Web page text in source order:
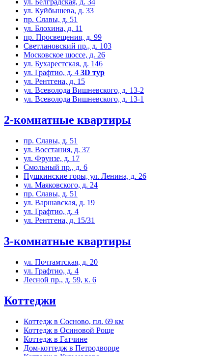
ул. Белградская, д. 34
ул. Куйбышева, д. 33
пр. Славы, д. 51
ул. Блохина, д. 11
пр. Просвещения, д. 99
Светлановский пр., д. 103
Московское шоссе, д. 26
ул. Бухарестская, д. 146
ул. Графтио, д. 4 3D тур
ул. Рентгена, д. 15
ул. Всеволода Вишневского, д. 13-2
ул. Всеволода Вишневского, д. 13-1
2-комнатные квартиры
пр. Славы, д. 51
ул. Восстания, д. 37
ул. Фрунзе, д. 17
Смольный пр., д. 6
Пушкинские горы, ул. Ленина, д. 26
ул. Маяковского, д. 24
пр. Славы, д. 51
ул. Варшавская, д. 19
ул. Графтио, д. 4
ул. Рентгена, д. 15/31
3-комнатные квартиры
ул. Почтамтская, д. 20
ул. Графтио, д. 4
Лесной пр., д. 59, к. 6
Коттеджи
Коттедж в Сосново, пл. 69 км
Коттедж в Осиновой Роще
Коттедж в Гатчине
Дом-коттедж в Петродворце